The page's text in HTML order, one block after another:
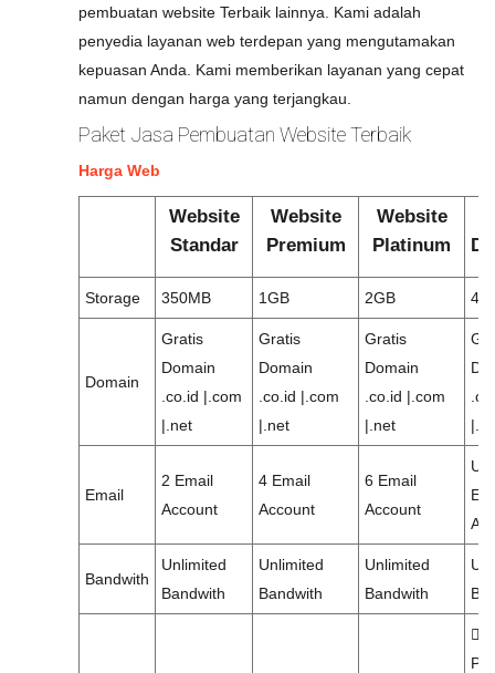
pembuatan website Terbaik lainnya. Kami adalah
penyedia layanan web terdepan yang mengutamakan
kepuasan Anda. Kami memberikan layanan yang cepat
namun dengan harga yang terjangkau.
Paket Jasa Pembuatan Website Terbaik
Harga Web
Website
Standar
Website
Premium
Website
Platinum
Storage 350MB 1GB 2GB
Domain
Gratis
Domain
.co.id |.com
|.net
Gratis
Domain
.co.id |.com
|.net
Gratis
Domain
.co.id |.com
|.net
Email
2 Email
Account
4 Email
Account
6 Email
Account
Bandwith
Unlimited
Bandwith
Unlimited
Bandwith
Unlimited
Bandwith